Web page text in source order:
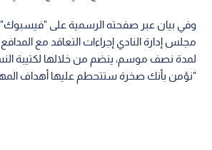
وفي بيان عبر صفحته الرسمية على "فيسبوك"،
مجلس إدارة النادي إجراءات التعاقد مع
لمدة نصف موسم، ينضم من خلالها لكتيبة
"نؤمن بأنك صخرة ستتحطم عليها أهداف